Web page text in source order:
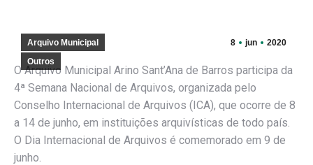
8 jun 2020
Arquivo Municipal
Outros
O Arquivo Municipal Arino Sant’Ana de Barros participa da
4ª Semana Nacional de Arquivos, organizada pelo
Conselho Internacional de Arquivos (ICA), que ocorre de 8
a 14 de junho, em instituições arquivísticas de todo país.
O Dia Internacional de Arquivos é comemorado em 9 de
junho.